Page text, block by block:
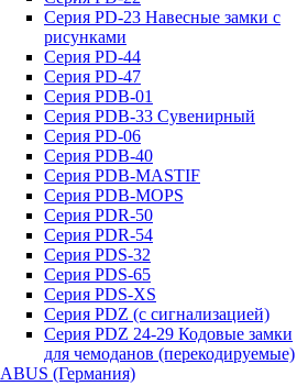
Серия PD-23 Навесные замки с
рисунками
Серия PD-44
Серия PD-47
Серия PDB-01
Серия PDB-33 Сувенирный
Серия PD-06
Серия PDB-40
Серия PDB-MASTIF
Серия PDB-MOPS
Серия PDR-50
Серия PDR-54
Серия PDS-32
Серия PDS-65
Серия PDS-XS
Серия PDZ (с сигнализацией)
Серия PDZ 24-29 Кодовые замки
для чемоданов (перекодируемые)
ABUS (Германия)